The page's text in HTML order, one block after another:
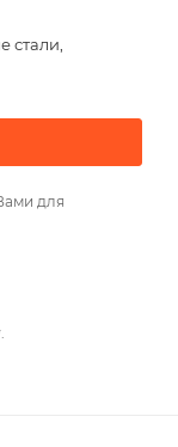
стали,
для